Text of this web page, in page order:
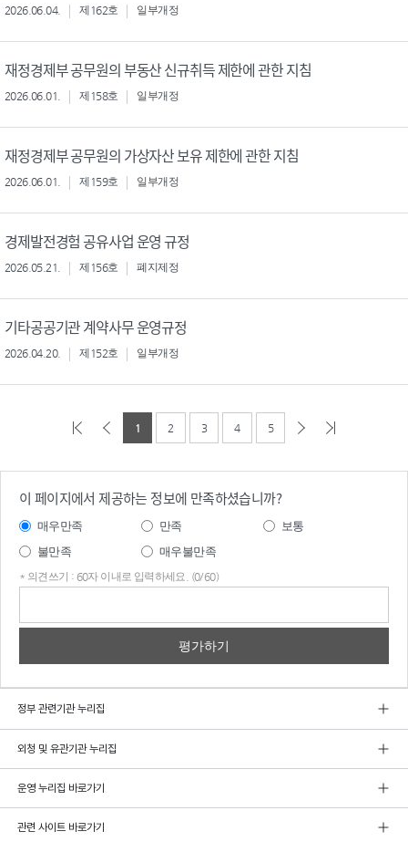
2026.06.04. 제162호 일부개정
재정경제부 공무원의 부동산 신규취득 제한에 관한 지침
2026.06.01. 제158호 일부개정
재정경제부 공무원의 가상자산 보유 제한에 관한 지침
2026.06.01. 제159호 일부개정
경제발전경험 공유사업 운영 규정
2026.05.21. 제156호 폐지제정
기타공공기관 계약사무 운영규정
2026.04.20. 제152호 일부개정
1 2 3 4 5
이 페이지에서 제공하는 정보에 만족하셨습니까?
매우만족 만족
보통
불만족
매우불만족
* 의견쓰기 : 60자 이내로 입력하세요. (0/60)
정부 관련기관 누리집
외청 및 유관기관 누리집
운영 누리집 바로가기
관련 사이트 바로가기